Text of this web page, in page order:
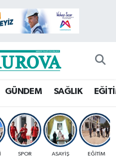
GÜNDEM SAĞLIK
SPOR ASAYİŞ EĞİTİM
Haritası
ve Fikstür